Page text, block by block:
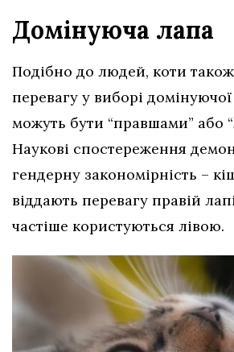
Домінуюча лапа
Подібно до людей, коти
перевагу у виборі
можуть бути “правшами” або
Наукові спостереження
гендерну закономірність –
віддають перевагу правій
частіше користуються лівою.